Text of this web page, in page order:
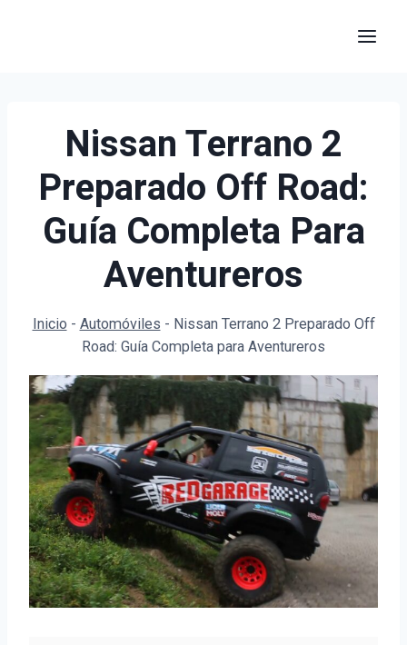
Nissan Terrano 2
Preparado Off Road:
Guía Completa Para
Aventureros
Inicio - Automóviles - Nissan Terrano 2 Preparado Off
Road: Guía Completa para Aventureros